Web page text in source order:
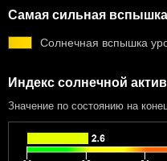
Самая сильная вспышка
Солнечная вспышка
Индекс солнечной
Значение по состоянию на